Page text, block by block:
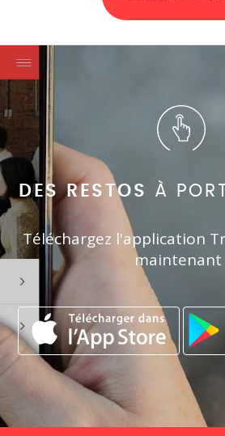
DES RESTOS À
Téléchargez l'application
maintenant